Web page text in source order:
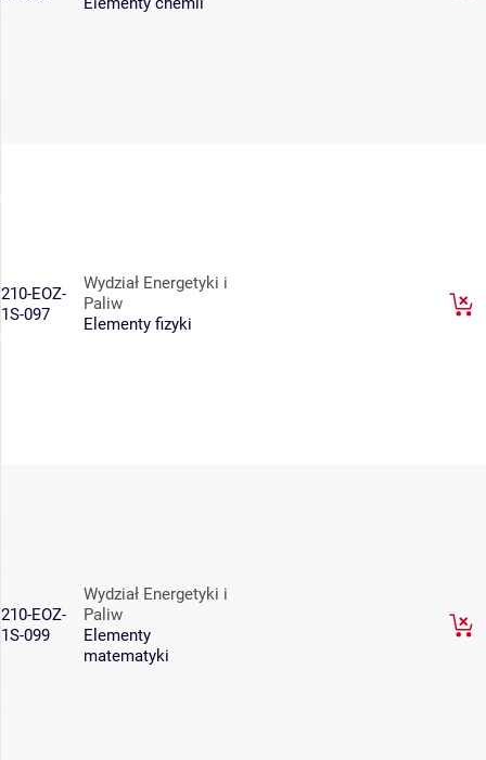
210-EOZ-
1S-097
Wydział Energetyki i
Paliw
Elementy fizyki
210-EOZ-
1S-099
Wydział Energetyki i
Paliw
Elementy
matematyki